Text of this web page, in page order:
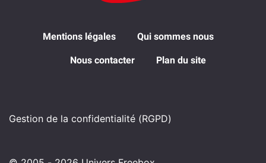
Mentions légales Qui sommes nous
Nous contacter Plan du site
Gestion de la confidentialité (RGPD)